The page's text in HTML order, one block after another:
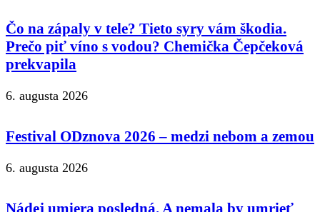
Čo na zápaly v tele? Tieto syry vám škodia.
Prečo piť víno s vodou? Chemička Čepčeková
prekvapila
6. augusta 2026
Festival ODznova 2026 – medzi nebom a zemou
6. augusta 2026